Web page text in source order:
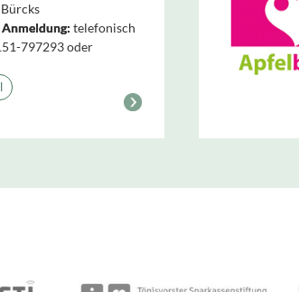
telefonisch
797293 oder